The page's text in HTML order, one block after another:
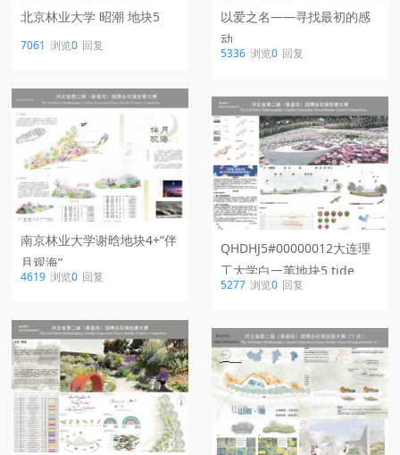
北京林业大学 昭潮 地块5
7061 浏览0 回复
南京林业大学谢晗地块4+“伴
月观海”
4619 浏览0 回复
以爱之名——寻找最初的感
动
5336 浏览0 回复
QHDHJ5#00000012大连理
工大学白一苇地块5 tide
wave
5277 浏览0 回复